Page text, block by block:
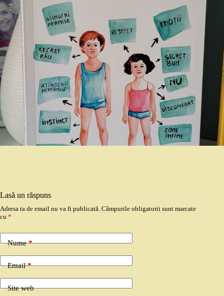
Lasă un răspuns
Adresa ta de email nu va fi publicată. Câmpurile obligatorii sunt marcate
cu *
Nume*
Email*
Site web